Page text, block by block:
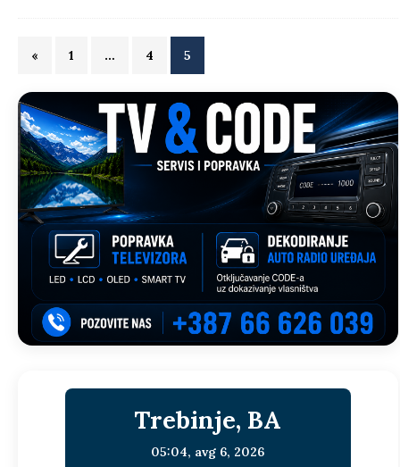
« 1 … 4 5
Trebinje, BA
05:04, avg 6, 2026